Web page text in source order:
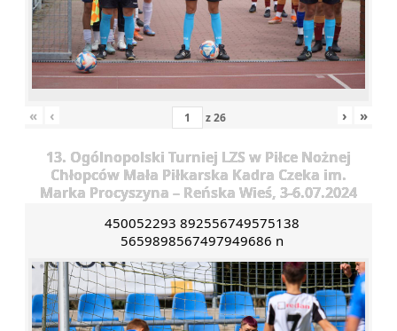
« ‹ z26 › »
13. Ogólnopolski Turniej LZS w Piłce Nożnej
Chłopców Mała Piłkarska Kadra Czeka im.
Marka Procyszyna – Reńska Wieś, 3-6.07.2024
450052293 892556749575138
5659898567497949686 n